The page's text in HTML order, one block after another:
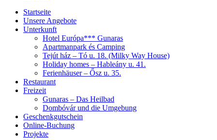
Startseite
Unsere Angebote
Unterkunft
Hotel Európa*** Gunaras
Apartmanpark és Camping
Tejút ház – Tó u. 18. (Milky Way House)
Holiday homes – Hableány u. 41.
Ferienhäuser – Ősz u. 35.
Restaurant
Freizeit
Gunaras – Das Heilbad
Dombóvár und die Umgebung
Geschenkgutschein
Online-Buchung
Projekte